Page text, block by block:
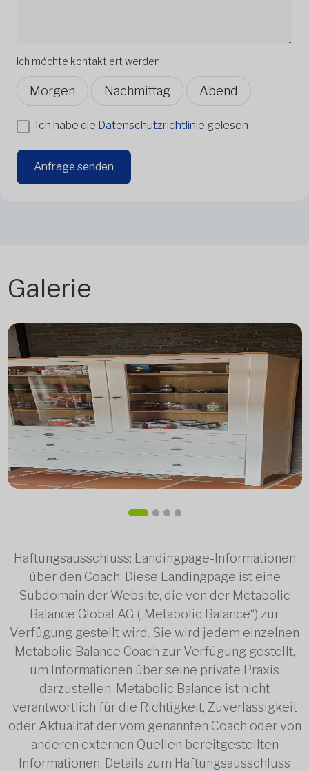
Ich möchte kontaktiert werden
Morgen Nachmittag Abend
Ich habe die Datenschutzrichtlinie gelesen
Anfrage senden
Galerie
Haftungsausschluss: Landingpage-Informationen
über den Coach. Diese Landingpage ist eine
Subdomain der Website, die von der Metabolic
Balance Global AG („Metabolic Balance“) zur
Verfügung gestellt wird. Sie wird jedem einzelnen
Metabolic Balance Coach zur Verfügung gestellt,
um Informationen über seine private Praxis
darzustellen. Metabolic Balance ist nicht
verantwortlich für die Richtigkeit, Zuverlässigkeit
oder Aktualität der vom genannten Coach oder von
anderen externen Quellen bereitgestellten
Informationen. Details zum Haftungsausschluss